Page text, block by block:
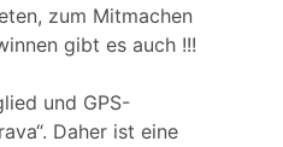
zum Mitmachen
gibt es auch !!!
und GPS-
Daher ist eine